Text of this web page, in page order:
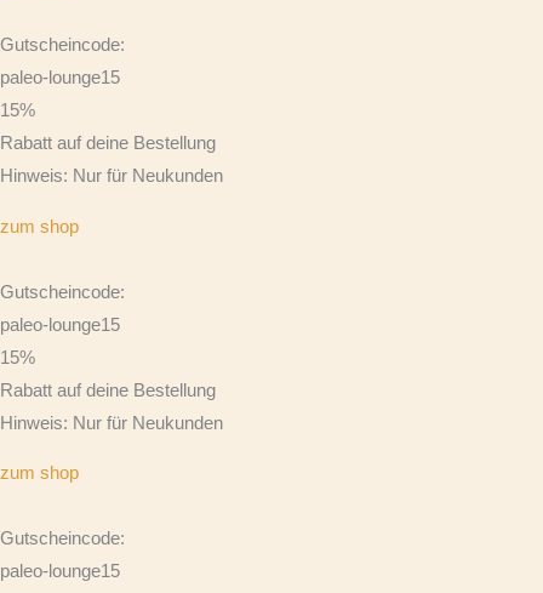
Gutscheincode:
paleo-lounge15
15%
Rabatt auf deine Bestellung
Hinweis: Nur für Neukunden
zum shop
Gutscheincode:
paleo-lounge15
15%
Rabatt auf deine Bestellung
Hinweis: Nur für Neukunden
zum shop
Gutscheincode:
paleo-lounge15